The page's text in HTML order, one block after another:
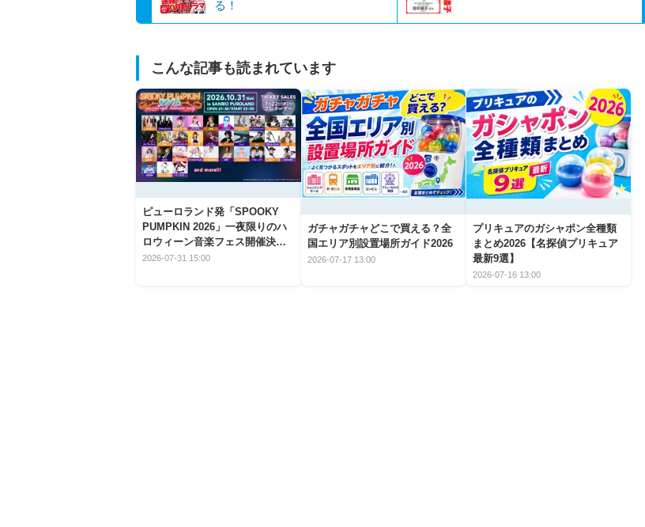
る！
こんな記事も読まれています
ピューロランド発「SPOOKY
PUMPKIN 2026」一夜限りのハ
ロウィーン音楽フェス開催決
定！
2026-07-31 15:00
ガチャガチャどこで買える？全
国エリア別設置場所ガイド2026
2026-07-17 13:00
プリキュアのガシャポン全種類
まとめ2026【名探偵プリキュア
最新9選】
2026-07-16 13:00